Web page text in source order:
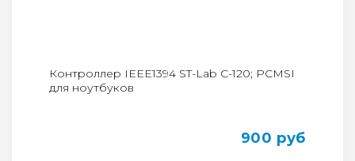
Контроллер IEEE1394 ST-Lab С-120; PCMSI
для ноутбуков
900 руб